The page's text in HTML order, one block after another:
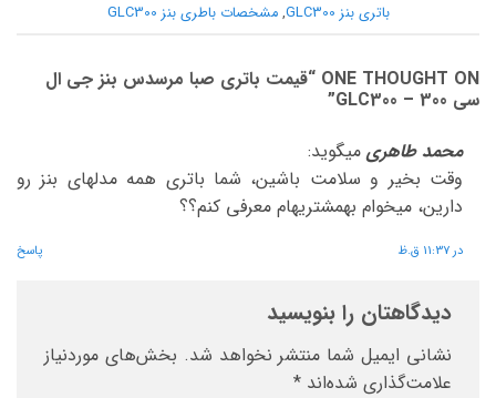
باتری بنز GLC300
,مشخصات باطری بنز GLC300
ONE THOUGHT ON “ قیمت باتری صبا مرسدس بنز جی ال
سی 300 – GLC300
”
محمد طاهری میگوید:
وقت بخیر و سلامت باشین، شما باتری همه مدلهای بنز رو
دارین، میخوام بهمشتریهام معرفی کنم؟؟
در 11:37 ق.ظ پاسخ
دیدگاهتان را بنویسید
نشانی ایمیل شما منتشر نخواهد شد. بخش‌های موردنیاز
علامت‌گذاری شده‌اند *